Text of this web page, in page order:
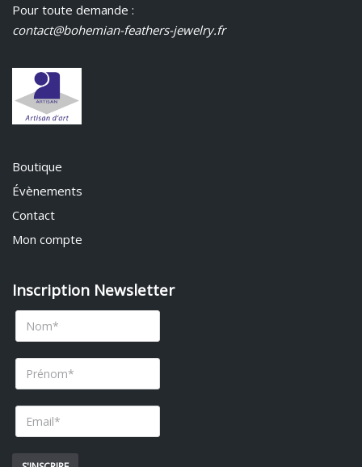
Pour toute demande :
contact@bohemian-feathers-jewelry.fr
Boutique
Évènements
Contact
Mon compte
Inscription Newsletter